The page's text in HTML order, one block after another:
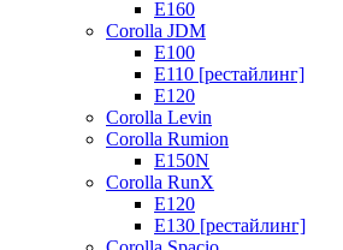
E160
Corolla JDM
E100
E110 [рестайлинг]
E120
Corolla Levin
Corolla Rumion
E150N
Corolla RunX
E120
E130 [рестайлинг]